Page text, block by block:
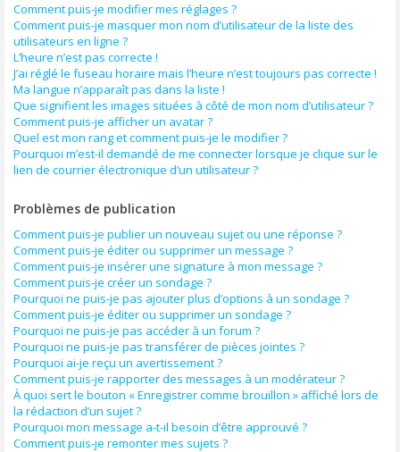
Comment puis-je modifier mes réglages ?
Comment puis-je masquer mon nom d’utilisateur de la liste des
utilisateurs en ligne ?
L’heure n’est pas correcte !
J’ai réglé le fuseau horaire mais l’heure n’est toujours pas correcte !
Ma langue n’apparaît pas dans la liste !
Que signifient les images situées à côté de mon nom d’utilisateur ?
Comment puis-je afficher un avatar ?
Quel est mon rang et comment puis-je le modifier ?
Pourquoi m’est-il demandé de me connecter lorsque je clique sur le
lien de courrier électronique d’un utilisateur ?
Problèmes de publication
Comment puis-je publier un nouveau sujet ou une réponse ?
Comment puis-je éditer ou supprimer un message ?
Comment puis-je insérer une signature à mon message ?
Comment puis-je créer un sondage ?
Pourquoi ne puis-je pas ajouter plus d’options à un sondage ?
Comment puis-je éditer ou supprimer un sondage ?
Pourquoi ne puis-je pas accéder à un forum ?
Pourquoi ne puis-je pas transférer de pièces jointes ?
Pourquoi ai-je reçu un avertissement ?
Comment puis-je rapporter des messages à un modérateur ?
À quoi sert le bouton « Enregistrer comme brouillon » affiché lors de
la rédaction d’un sujet ?
Pourquoi mon message a-t-il besoin d’être approuvé ?
Comment puis-je remonter mes sujets ?